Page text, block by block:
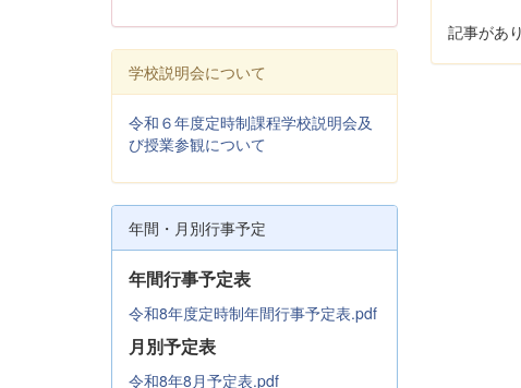
記事があ
学校説明会について
令和６年度定時制課程学校説明会及
び授業参観について
年間・月別行事予定
年間行事予定表
令和8年度定時制年間行事予定表.pdf
月別予定表
令和8年8月予定表.pdf